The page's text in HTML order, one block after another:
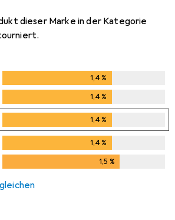
dieser Marke in der Kategorie
1,4%
1,4%
1,4%
1,4%
1,5 %